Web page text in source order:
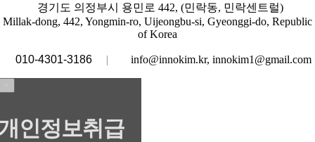
경기도 의정부시 용민로 442, (민락동, 민락센트럴)
Millak-dong, 442, Yongmin-ro, Uijeongbu-si, Gyeonggi-do, Republic
of Korea
010-4301-3186 | info@innokim.kr, innokim1@gmail.com
인정보취급